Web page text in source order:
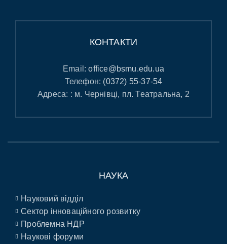
КОНТАКТИ
Email:office@bsmu.edu.ua
Телефон: (0372) 55-37-54
Адреса: : м. Чернівці, пл. Театральна, 2
НАУКА
Науковий відділ
Сектор інноваційного розвитку
Проблемна НДР
Наукові форуми